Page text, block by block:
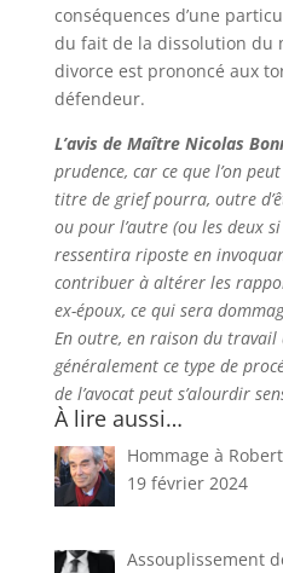
conséquences d’une
du fait de la dissolution du
divorce est prononcé aux
défendeur.
L’avis de Maître Nicolas
prudence, car ce que l’on
titre de grief pourra, outre
ou pour l’autre (ou les deux
ressentira riposte en
contribuer à altérer les
ex-époux, ce qui sera
En outre, en raison du travail
généralement ce type de
de l’avocat peut s’alourdir
À lire aussi…
Hommage à
19 février 2024
Assouplissement